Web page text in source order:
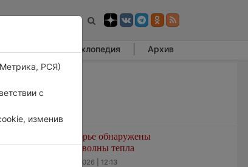
Энциклопедия Архив
В Приморье обнаружены
морские волны тепла
6 августа 2026 | 12:13
РСЯ)
с
изменив